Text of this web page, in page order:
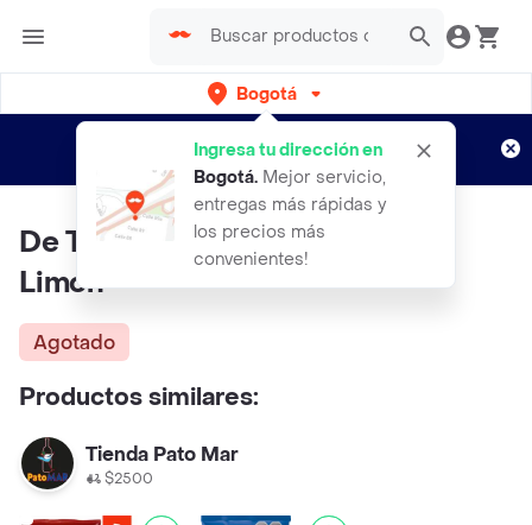
Bogotá
Ingresa tu dirección en
Bogotá. Mejor servicio,
entregas más rápidas y
los precios más
convenientes!
envíos gratis por semanas
Aplican TyC
De Todito Snack Mixto Sabor a
Limón
Agotado
Productos similares:
Tienda Pato Mar
$2500